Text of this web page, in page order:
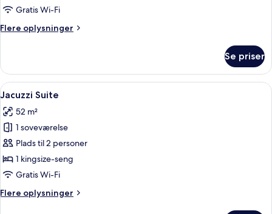
Gratis Wi-Fi
Flere oplysninger
Flere
Sky
Suite
Se priser
Indlæs
alle
billeder
af
Jacuzzi
Suite
Jacuzzi Suite | Badeværelse | Gratis
7
Jacuzzi Suite
52 m²
1 soveværelse
Plads til 2 personer
1 kingsize-seng
Gratis Wi-Fi
Flere oplysninger
Flere